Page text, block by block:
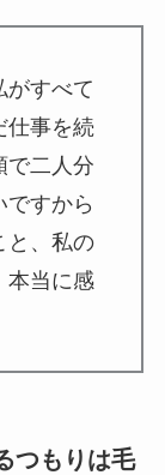
がすべて
仕事を続
で二人分
ですから
と、私の
本当に感
つもりは毛